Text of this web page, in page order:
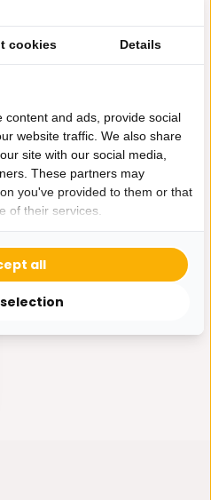
cookies Details
content and ads, provide social
website traffic. We also share
site with our social media,
These partners may
you've provided to them or that
of their services.
all